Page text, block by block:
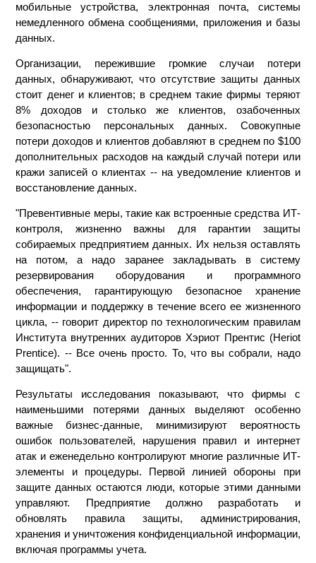
мобильные устройства, электронная почта, системы
немедленного обмена сообщениями, приложения и базы
данных.
Организации, пережившие громкие случаи потери
данных, обнаруживают, что отсутствие защиты данных
стоит денег и клиентов; в среднем такие фирмы теряют
8% доходов и столько же клиентов, озабоченных
безопасностью персональных данных. Совокупные
потери доходов и клиентов добавляют в среднем по $100
дополнительных расходов на каждый случай потери или
кражи записей о клиентах -- на уведомление клиентов и
восстановление данных.
"Превентивные меры, такие как встроенные средства ИТ-
контроля, жизненно важны для гарантии защиты
собираемых предприятием данных. Их нельзя оставлять
на потом, а надо заранее закладывать в систему
резервирования оборудования и программного
обеспечения, гарантирующую безопасное хранение
информации и поддержку в течение всего ее жизненного
цикла, -- говорит директор по технологическим правилам
Института внутренних аудиторов Хэриот Прентис (Heriot
Prentice). -- Все очень просто. То, что вы собрали, надо
защищать".
Результаты исследования показывают, что фирмы с
наименьшими потерями данных выделяют особенно
важные бизнес-данные, минимизируют вероятность
ошибок пользователей, нарушения правил и интернет
атак и еженедельно контролируют многие различные ИТ-
элементы и процедуры. Первой линией обороны при
защите данных остаются люди, которые этими данными
управляют. Предприятие должно разработать и
обновлять правила защиты, администрирования,
хранения и уничтожения конфиденциальной информации,
включая программы учета.